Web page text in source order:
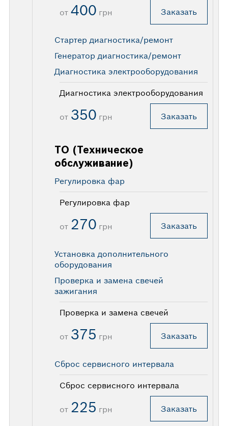
от400 грн Заказать
Стартер диагностика/ремонт
Генератор диагностика/ремонт
Диагностика электрооборудования
Диагностика электрооборудования
от 350 грн Заказать
ТО (Техническое
обслуживание)
Регулировка фар
Регулировка фар
от 270 грн Заказать
Установка дополнительного
оборудования
Проверка и замена свечей
зажигания
Проверка и замена свечей
от 375 грн Заказать
Сброс сервисного интервала
Сброс сервисного интервала
от 225 грн Заказать